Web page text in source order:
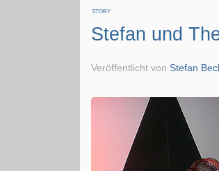
STORY
Stefan und
Veröffentlicht vonStefan